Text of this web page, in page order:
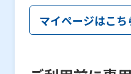
マイページはこち